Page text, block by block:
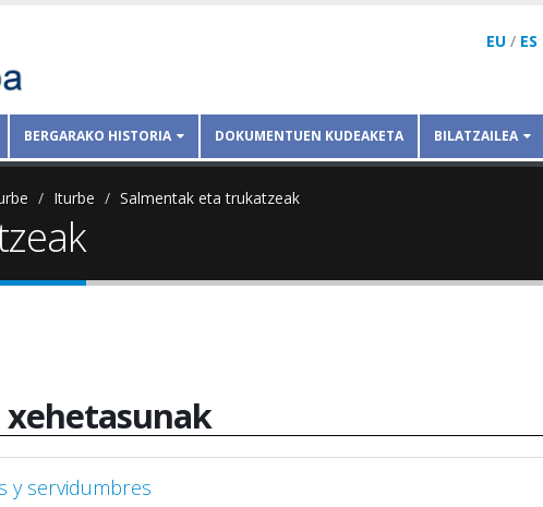
EU / ES
BERGARAKO HISTORIA DOKUMENTUEN KUDEAKETA BILATZAILEA
Iturbe Salmentak eta trukatzeak
xehetasunak
y servidumbres